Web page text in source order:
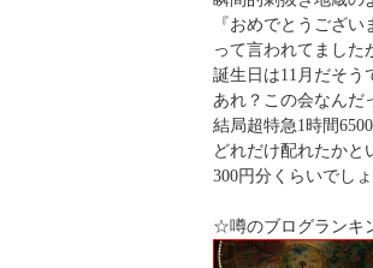
『おめでとうござい
って言われてました
誕生日は11月だそう
あれ？この会なんだ
結局超特急1時間
どれだけ配れたかと
300円分くらいでし
☆噂のブログランキ